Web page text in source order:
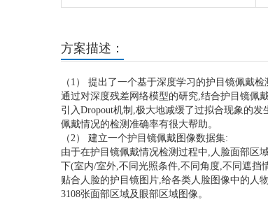
方案描述：
（1） 提出了一个基于深度学习的护目镜佩戴检
通过对深度残差网络模型的研究,结合护目镜佩
引入Dropout机制,极大地减缓了过拟合现象的
佩戴情况的检测准确率有很大帮助。
（2） 建立一个护目镜佩戴图像数据集:
由于在护目镜佩戴情况检测过程中,人脸面部区
下(室内/室外,不同光照条件,不同角度,不同遮挡
贴合人脸的护目镜图片,给各类人脸图像中的人
3108张面部区域及眼部区域图像。